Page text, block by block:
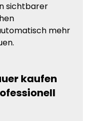
sichtbarer
mehr
kaufen